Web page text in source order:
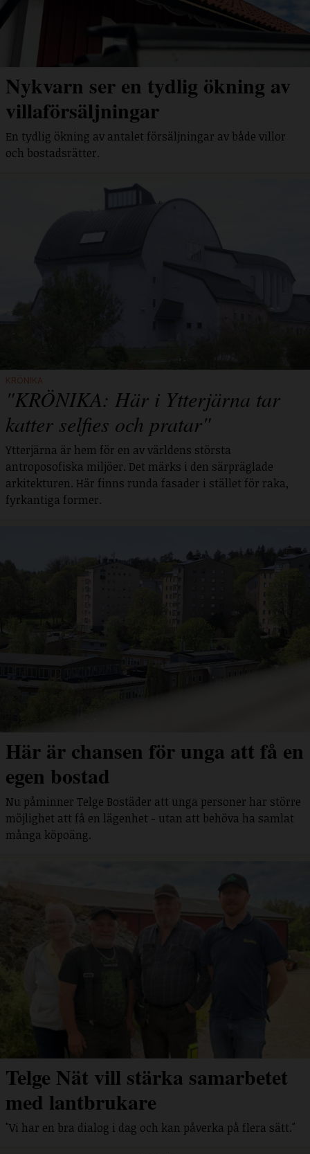
Nykvarn ser en tydlig ökning av
villaförsäljningar
En tydlig ökning av antalet försäljningar av både villor
och bostadsrätter.
KRÖNIKA
"KRÖNIKA: Här i Ytterjärna tar
katter selfies och pratar"
Ytterjärna är hem för en av världens största
antroposofiska miljöer. Det märks i den särpräglade
arkitekturen. Här finns runda fasader i stället för raka,
fyrkantiga former.
Här är chansen för unga att få en
egen bostad
Nu påminner Telge Bostäder att unga personer har större
möjlighet att få en lägenhet - utan att behöva ha samlat
många köpoäng.
Telge Nät vill stärka samarbetet
med lantbrukare
"Vi har en bra dialog i dag och kan påverka på flera sätt."